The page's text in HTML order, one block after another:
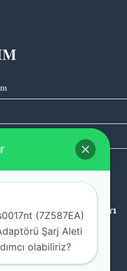
2026 Teknolojinin Starı
(7Z587EA)
Şarj Aleti
olabiliriz?